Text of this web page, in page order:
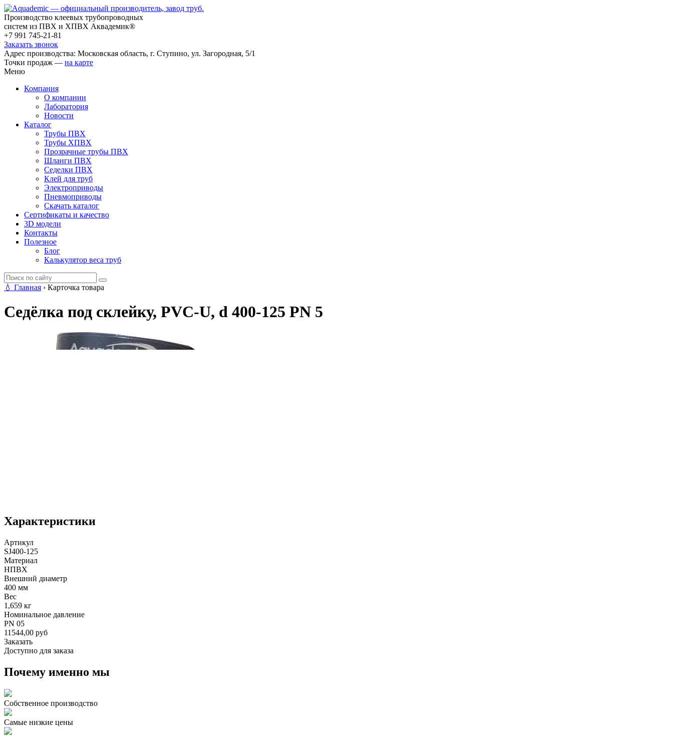
Производство клеевых трубопроводных
систем из ПВХ и ХПВХ Аквадемик®
+7 991 745-21-81
Заказать звонок
Адрес производства: Московская область, г. Ступино, ул. Загородная, 5/1
Точки продаж — на карте
Меню
Компания
О компании
Лаборатория
Новости
Каталог
Трубы ПВХ
Трубы ХПВХ
Прозрачные трубы ПВХ
Шланги ПВХ
Седелки ПВХ
Клей для труб
Электроприводы
Пневмоприводы
Скачать каталог
Сертификаты и качество
3D модели
Контакты
Полезное
Блог
Калькулятор веса труб
💧 Главная › Карточка товара
Седёлка под склейку, PVC-U, d 400-125 PN 5
Характеристики
Артикул
SJ400-125
Материал
НПВХ
Внешний диаметр
400 мм
Вес
1,659 кг
Номинальное давление
PN 05
11544,00 руб
Заказать
Доступно для заказа
Почему именно мы
Собственное производство
Самые низкие цены